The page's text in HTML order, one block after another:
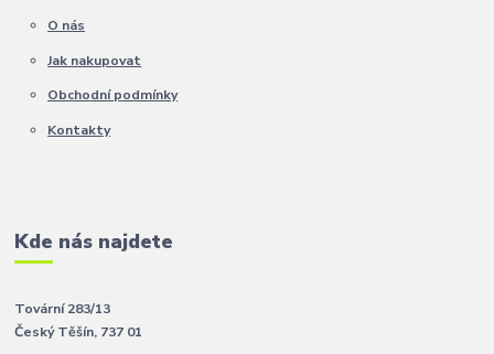
O nás
Jak nakupovat
Obchodní podmínky
Kontakty
Kde nás najdete
Tovární 283/13
Český Těšín, 737 01